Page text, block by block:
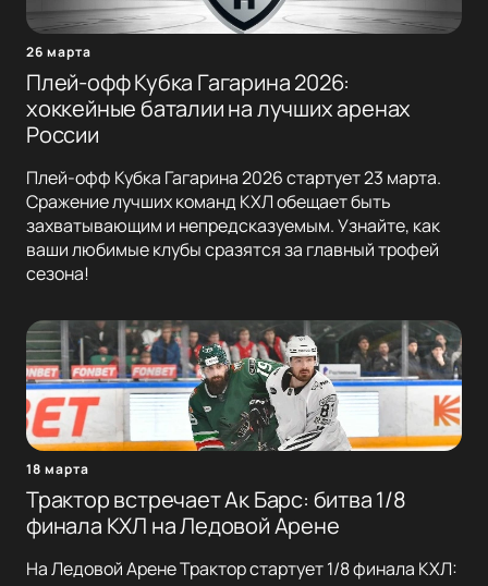
26 марта
Плей-офф Кубка Гагарина 2026:
хоккейные баталии на лучших аренах
России
Плей-офф Кубка Гагарина 2026 стартует 23 марта.
Сражение лучших команд КХЛ обещает быть
захватывающим и непредсказуемым. Узнайте, как
ваши любимые клубы сразятся за главный трофей
сезона!
18 марта
Трактор встречает Ак Барс: битва 1/8
финала КХЛ на Ледовой Арене
На Ледовой Арене Трактор стартует 1/8 финала КХЛ: